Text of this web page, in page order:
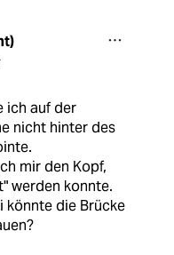
ich auf der
nicht hinter des
mir den Kopf,
werden konnte.
könnte die Brücke